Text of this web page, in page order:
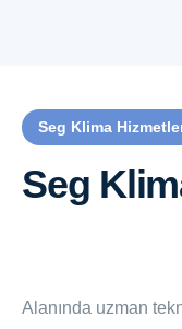
Seg Klima
Seg
Alanında uzman